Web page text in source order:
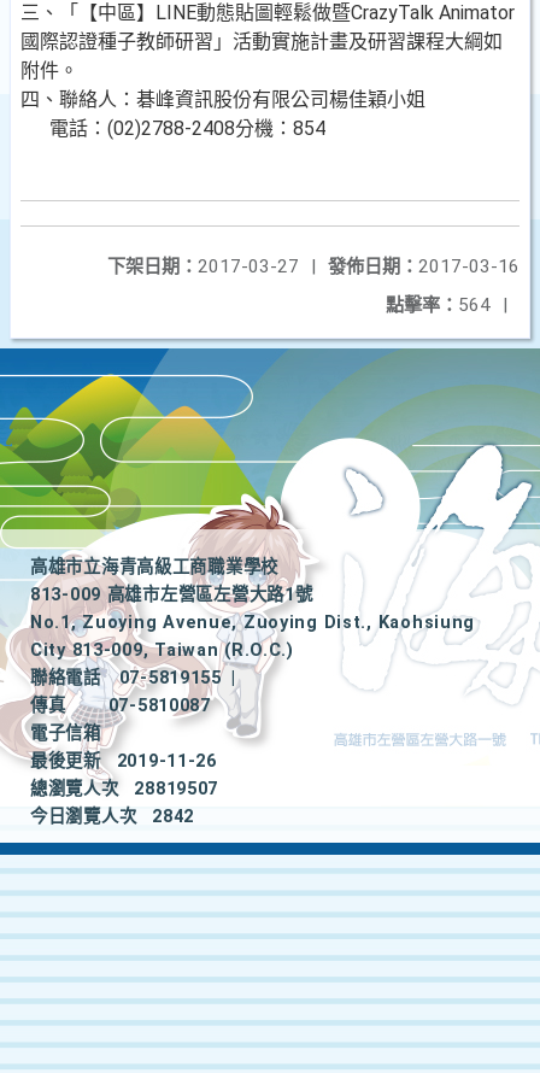
三、「【中區】LINE動態貼圖輕鬆做暨CrazyTalk Animator
國際認證種子教師研習」活動實施計畫及研習課程大綱如
附件。
四、聯絡人：碁峰資訊股份有限公司楊佳穎小姐
電話：(02)2788-2408分機：854
發佈日期： 2017-03-16
下架日期： 2017-03-27
|
點擊率： 564 |
高雄市立海青高級工商職業學校
813-009 高雄市左營區左營大路1號
No.1, Zuoying Avenue, Zuoying Dist., Kaohsiung
City 813-009, Taiwan (R.O.C.)
聯絡電話
07-5819155
|
傳真
07-5810087
電子信箱
最後更新
2019-11-26
總瀏覽人次
28819507
今日瀏覽人次
2842